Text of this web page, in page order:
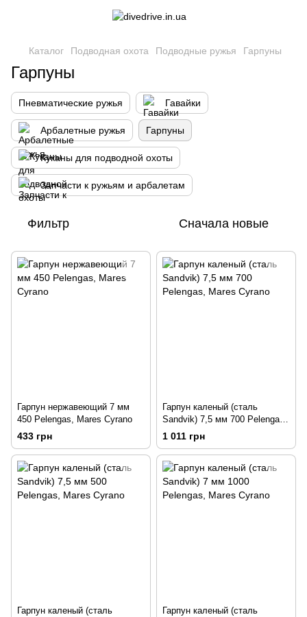
Каталог Подводная охота Подводные ружья Гарпуны
Гарпуны
Пневматические ружья Гавайки
Арбалетные ружья Гарпуны
Куканы для подводной охоты
Запчасти к ружьям и арбалетам
Фильтр Сначала новые
Гарпун нержавеющий 7 мм
450 Pelengas, Mares Cyrano
433 грн
Гарпун каленый (сталь
Sandvik) 7,5 мм 700 Pelengas,
Mares Cyrano
1 011 грн
Гарпун каленый (сталь
Гарпун каленый (сталь